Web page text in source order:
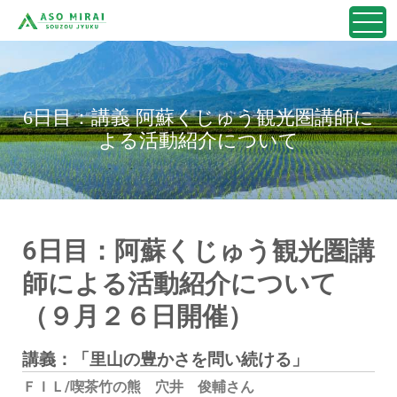
6日目：講義 阿蘇くじゅう観光圏講師に
よる活動紹介について
6日目：阿蘇くじゅう観光圏講
師による活動紹介について
（９月２６日開催）
講義：「里山の豊かさを問い続ける」
ＦＩＬ /喫茶竹の熊 穴井 俊輔さん